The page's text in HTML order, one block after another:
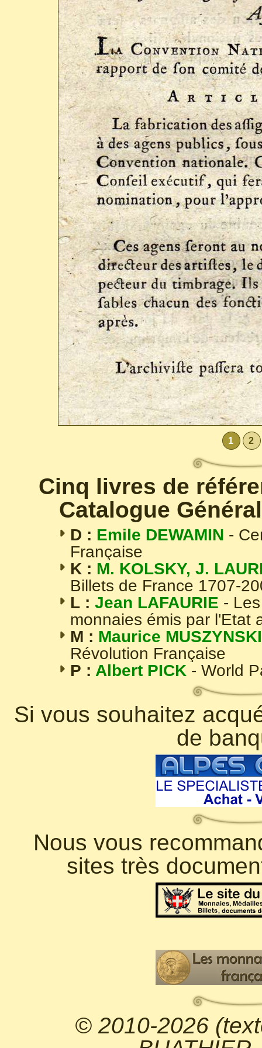
1 2
Cinq livres de
Catalogue
D : Emile DEWAMIN -
Française
K : M. KOLSKY, J.
Billets de France 1707-
L : Jean LAFAURIE -
monnaies émis par l'Etat
M : Maurice MUSZYNSKI
Révolution Française
P : Albert PICK - World
Si vous souhaitez
de
Nous vous
sites très
© 2010-2026